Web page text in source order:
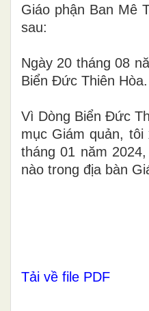
Giáo phận Ban Mê
sau:
Ngày 20 tháng 08
Biển Đức Thiên
Vì Dòng Biển Đức
mục Giám quản,
tháng 01 năm
nào trong địa bàn
Tải về file PDF